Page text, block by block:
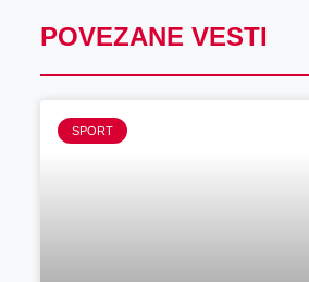
POVEZANE VESTI
SPORT